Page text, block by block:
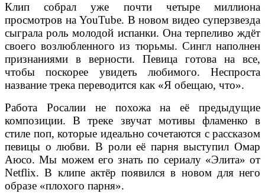
Клип собрал уже почти четыре миллиона
просмотров на YouTube. В новом видео суперзвезда
сыграла роль молодой испанки. Она терпеливо ждёт
своего возлюбленного из тюрьмы. Сингл наполнен
признаниями в верности. Певица готова на все,
чтобы поскорее увидеть любимого. Неспроста
название трека переводится как «Я обещаю, что».
Работа Росалии не похожа на её предыдущие
композиции. В треке звучат мотивы фламенко в
стиле поп, которые идеально сочетаются с рассказом
певицы о любви. В роли её парня выступил Омар
Аюсо. Мы можем его знать по сериалу «Элита» от
Netflix. В клипе актёр появился в новом для него
образе «плохого парня».